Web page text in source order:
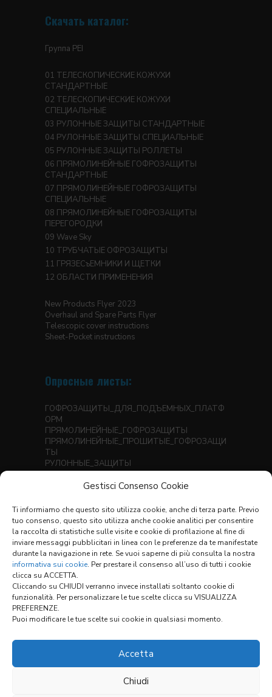
Gestisci Consenso Cookie
Ti informiamo che questo sito utilizza cookie, anche di terza parte. Previo
tuo consenso, questo sito utilizza anche cookie analitici per consentire
la raccolta di statistiche sulle visite e cookie di profilazione al fine di
inviare messaggi pubblicitari in linea con le preferenze da te manifestate
durante la navigazione in rete. Se vuoi saperne di più consulta la nostra
informativa sui cookie. Per prestare il consenso all’uso di tutti i cookie
clicca su ACCETTA.
Cliccando su CHIUDI verranno invece installati soltanto cookie di
funzionalità. Per personalizzare le tue scelte clicca su VISUALIZZA
PREFERENZE.
Puoi modificare le tue scelte sui cookie in qualsiasi momento.
Accetta
Chiudi
Скачать каталог:
Группа PEI
ТЕЛЕСКОПИЧЕСКИЕ КОЖУХИ
СТАНДАРТНЫЕ
ТЕЛЕСКОПИЧЕСКИЕ КОЖУХИ
СПЕЦИАЛЬНЫЕ
РУЛОННЫЕ ЗАЩИТЫ СТАНДАРТНЫЕ
РУЛОННЫЕ ЗАЩИТЫ СПЕЦИАЛЬНЫЕ
РУЛОННЫЕ ЗАЩИТЫ РОЛЛЕТЫ
ПРЯМОЛИНЕЙНЫЕ ГОФРОЗАЩИТЫ
СТАНДАРТНЫЕ
ПРЯМОЛИНЕЙНЫЕ ГОФРОЗАЩИТЫ
СПЕЦИАЛЬНЫЕ
ПРЯМОЛИНЕЙНЫЕ ГОФРОЗАЩИТЫ
ПЕРЕГОРОДКИ
Wave Sky
ТРУБЧАТЫЕ ОФРОЗАЩИТЫ
ГРЯЗЕСъЕМНИКИ И ЩЕТКИ
ОБЛАСТИ ПРИМЕНЕНИЯ
New Products Flyer 2023
Overhaul and Spare Parts Flyer
Telescopic cover instructions
Sheet-Pocket instructions
Опросные листы:
ГОФРОЗАЩИТЫ_ДЛЯ_ПОДЪЕМНЫХ_ПЛАТФ
ОРМ
ПРЯМОЛИНЕЙНЫЕ_ГОФРОЗАЩИТЫ
ПРЯМОЛИНЕЙНЫЕ_ПРОШИТЫЕ_ГОФРОЗАЩИ
ТЫ
РУЛОННЫЕ_ЗАЩИТЫ
ТЕЛЕСКОПИЧЕСКИЕ_КОЖУХИ
ТЕРМОСВАРНЫЕ ГОФРОЗАЩИТЫ ДЛЯ
ТРУБЧАТЫЕ ГОФРОЗАЩИТЫ
ОПРОСНЫЙ ЛИСТ ДЛЯ SCUDI X-Y
ПЕРЕЧЕНЬ МАТЕРИАЛОВ(1,3 MB)
УСЛОВИЯ ПРОДАЖИ
Ссылки: